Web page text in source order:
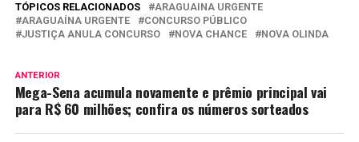
TÓPICOS RELACIONADOS
ARAGUAINA URGENTE
ARAGUAÍNA URGENTE
CONCURSO PÚBLICO
JUSTIÇA ANULA CONCURSO
NOVA CHANCE NOVA OLINDA
ANTERIOR
Mega-Sena acumula novamente e prêmio principal vai
para R$ 60 milhões; confira os números sorteados